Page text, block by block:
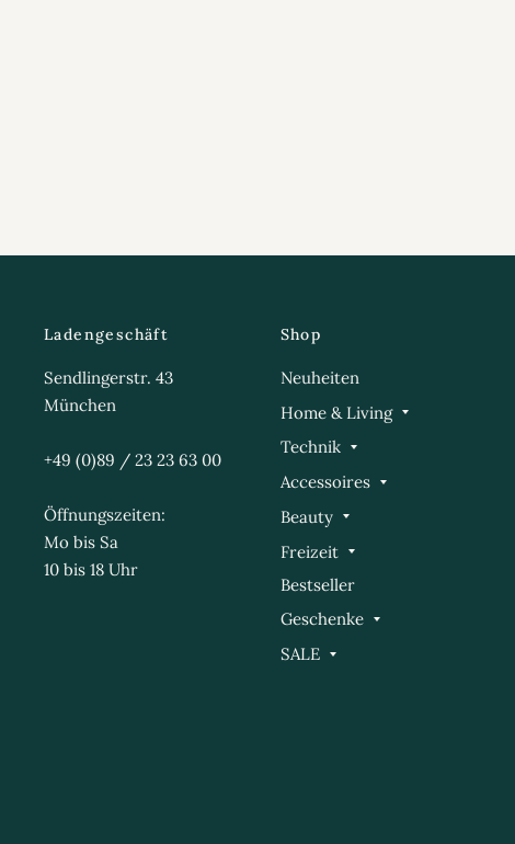
Ladengeschäft
Sendlingerstr. 43
München
+49 (0)89 / 23 23 63 00
Öffnungszeiten:
Mo bis Sa
10 bis 18 Uhr
Shop
Neuheiten
Home & Living
Technik
Accessoires
Beauty
Freizeit
Bestseller
Geschenke
SALE